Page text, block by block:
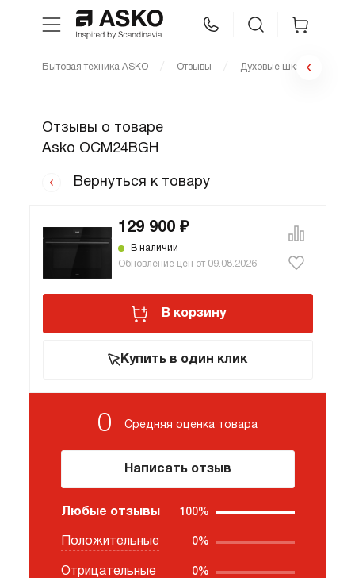
Техника для кухни
Уход за бельем
Asko Professional
Аксессуары
Бытовая техника ASKO Отзывы Духовые шкафы
Отзывы о товаре
Asko OCM24BGH
Вернуться к товару
129 900 ₽
В наличии
Обновление цен от 09.08.2026
В корзину
Купить в один клик
0 Средняя оценка товара
Написать отзыв
Любые отзывы 100%
Положительные 0%
Отрицательные 0%